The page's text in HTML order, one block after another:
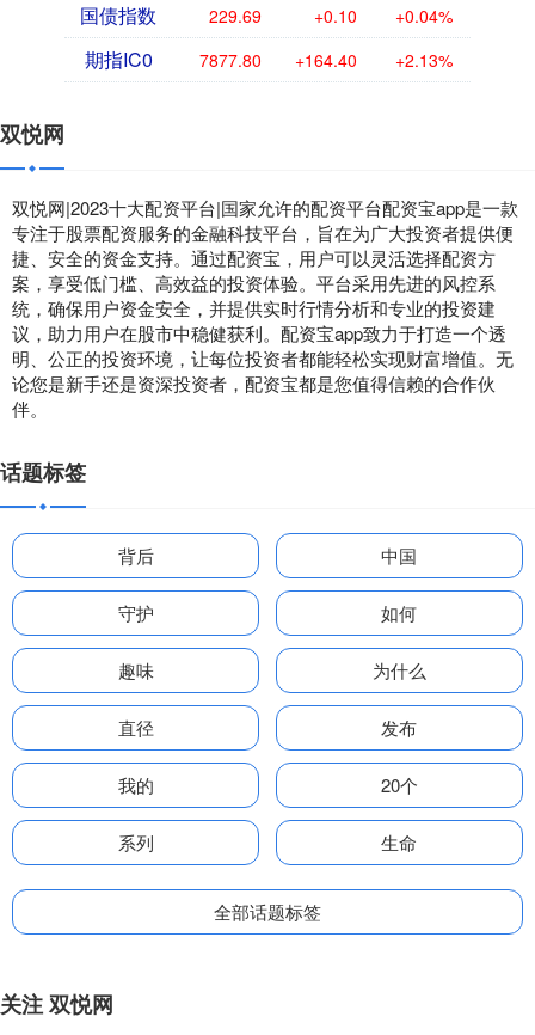
国债指数 229.69 +0.10 +0.04%
期指IC0 7877.80 +164.40 +2.13%
双悦网
双悦网|2023十大配资平台|国家允许的配资平台配资宝app是一款
专注于股票配资服务的金融科技平台，旨在为广大投资者提供便
捷、安全的资金支持。通过配资宝，用户可以灵活选择配资方
案，享受低门槛、高效益的投资体验。平台采用先进的风控系
统，确保用户资金安全，并提供实时行情分析和专业的投资建
议，助力用户在股市中稳健获利。配资宝app致力于打造一个透
明、公正的投资环境，让每位投资者都能轻松实现财富增值。无
论您是新手还是资深投资者，配资宝都是您值得信赖的合作伙
伴。
话题标签
背后 中国
守护 如何
趣味 为什么
直径 发布
我的 20个
系列 生命
全部话题标签
关注 双悦网